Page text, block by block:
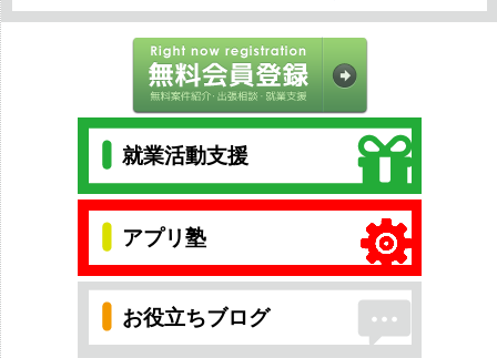
就業活動支援
アプリ塾
お役立ちブログ